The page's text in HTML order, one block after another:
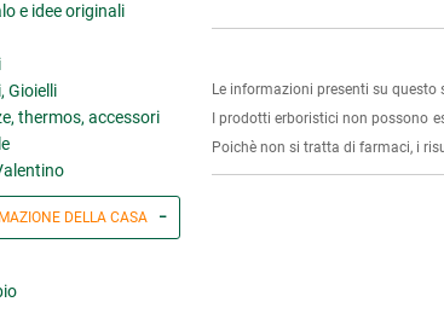
e idee originali
Gioielli
thermos, accessori
DELLA CASA
Le informazioni presenti su
I prodotti erboristici non possono
Poichè non si tratta di farmaci, i